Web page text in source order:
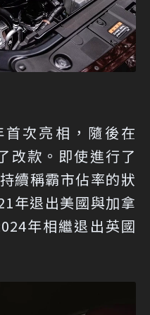
次亮相，隨後在
改款。即使進行了
續稱霸市佔率的狀
年退出美國與加拿
年相繼退出英國